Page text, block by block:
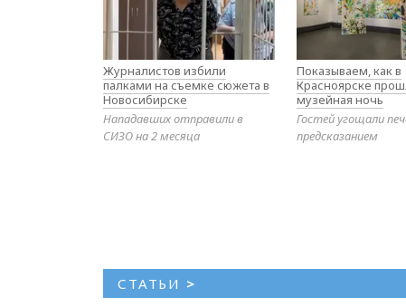
Журналистов избили
палками на съемке сюжета в
Новосибирске
Нападавших отправили в
СИЗО на 2 месяца
Показываем, как в
Красноярске
музейная ночь
Гостей угощали
предсказанием
СТАТЬИ >